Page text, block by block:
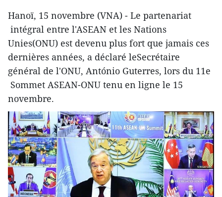
Hanoï, 15 novembre (VNA) - Le partenariat
intégral entre l'ASEAN et les Nations
Unies(ONU) est devenu plus fort que jamais ces
dernières années, a déclaré leSecrétaire
général de l'ONU, António Guterres, lors du 11e
Sommet ASEAN-ONU tenu en ligne le 15
novembre.